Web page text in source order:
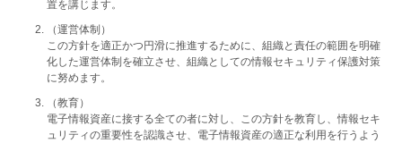
置を講じます。
（運営体制）
この方針を適正かつ円滑に推進するために、組織と責任の範囲を明確
化した運営体制を確立させ、組織としての情報セキュリティ保護対策
に努めます。
（教育）
電子情報資産に接する全ての者に対し、この方針を教育し、情報セキ
ュリティの重要性を認識させ、電子情報資産の適正な利用を行うよう